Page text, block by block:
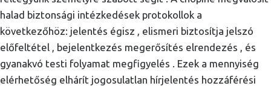
halad biztonsági intézkedések protokollok a
következőhöz: jelentés égisz , elismeri biztosítja jelszó
előfeltétel , bejelentkezés megerősítés elrendezés , és
gyanakvó testi folyamat megfigyelés . Ezek a mennyiség
elérhetőség elhárít jogosulatlan hírjelentés hozzáférési